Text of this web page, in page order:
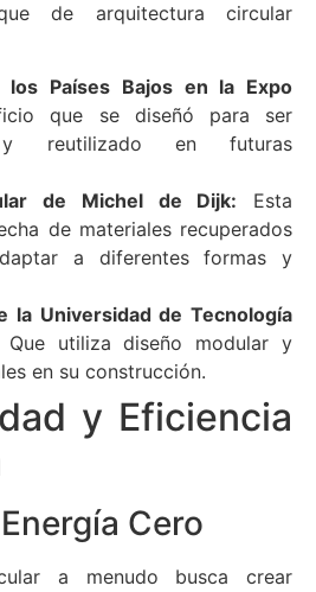
de arquitectura circular
los Países Bajos en la Expo
que se diseñó para ser
y reutilizado en futuras
de Michel de Dijk: Esta
de materiales recuperados
a diferentes formas y
la Universidad de Tecnología
Que utiliza diseño modular y
en su construcción.
y Eficiencia
Cero
a menudo busca crear